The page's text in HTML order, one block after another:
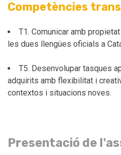
Competències
T1. Comunicar amb
les dues llengües oficials a
T5. Desenvolupar tasques
adquirits amb flexibilitat i
contextos i situacions noves.
Presentació de